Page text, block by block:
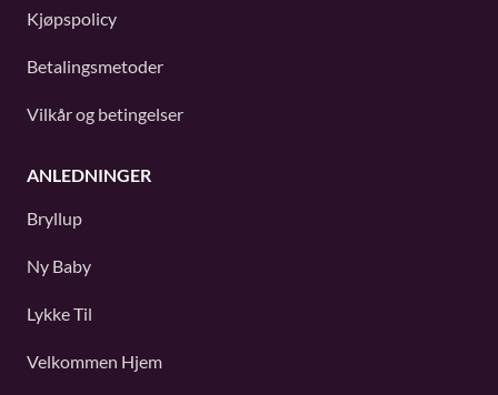
Kjøpspolicy
Betalingsmetoder
Vilkår og betingelser
ANLEDNINGER
Bryllup
Ny Baby
Lykke Til
Velkommen Hjem